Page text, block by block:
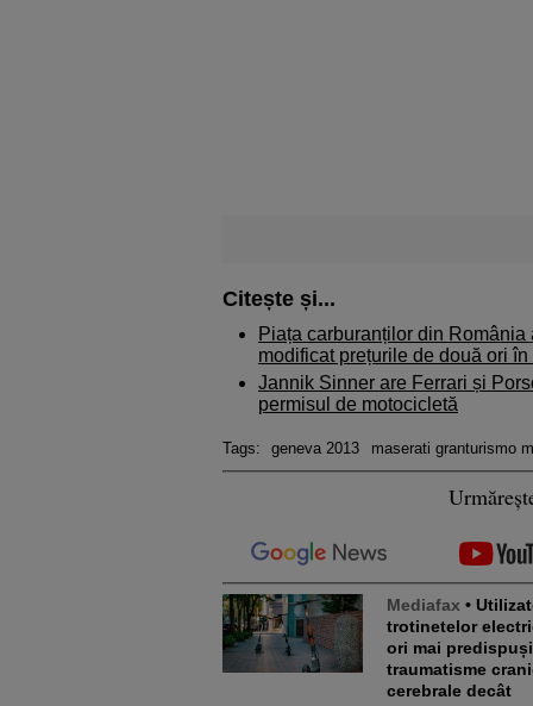
Citește și...
Piața carburanților din
modificat prețurile de două ori
Jannik Sinner are Ferrari și
permisul de motocicletă
Tags: geneva 2013 maserati granturismo
Mediafax • Utilizatorii
trotinetelor
ori mai
traumatisme
cerebrale decât